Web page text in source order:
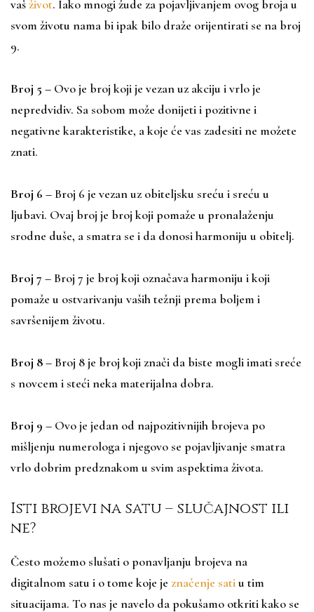
vašživot. Iako mnogi žude za pojavljivanjem ovog broja u
svom životu nama bi ipak bilo draže orijentirati se na broj
9.
Broj 5 – Ovo je broj koji je vezan uz akciju i vrlo je
nepredvidiv. Sa sobom može donijeti i pozitivne i
negativne karakteristike, a koje će vas zadesiti ne možete
znati.
Broj 6 – Broj 6 je vezan uz obiteljsku sreću i sreću u
ljubavi. Ovaj broj je broj koji pomaže u pronalaženju
srodne duše, a smatra se i da donosi harmoniju u obitelj.
Broj 7 – Broj 7 je broj koji označava harmoniju i koji
pomaže u ostvarivanju vaših težnji prema boljem i
savršenijem životu.
Broj 8– Broj 8 je broj koji znači da biste mogli imati sreće
s novcem i steći neka materijalna dobra.
Broj 9 – Ovo je jedan od najpozitivnijih brojeva po
mišljenju numerologa i njegovo se pojavljivanje smatra
vrlo dobrim predznakom u svim aspektima života.
Isti brojevi na satu – slučajnost ili
ne?
Često možemo slušati o ponavljanju brojeva na
digitalnom satu i o tome koje je značenje satiu tim
situacijama. To nas je navelo da pokušamo otkriti kako se